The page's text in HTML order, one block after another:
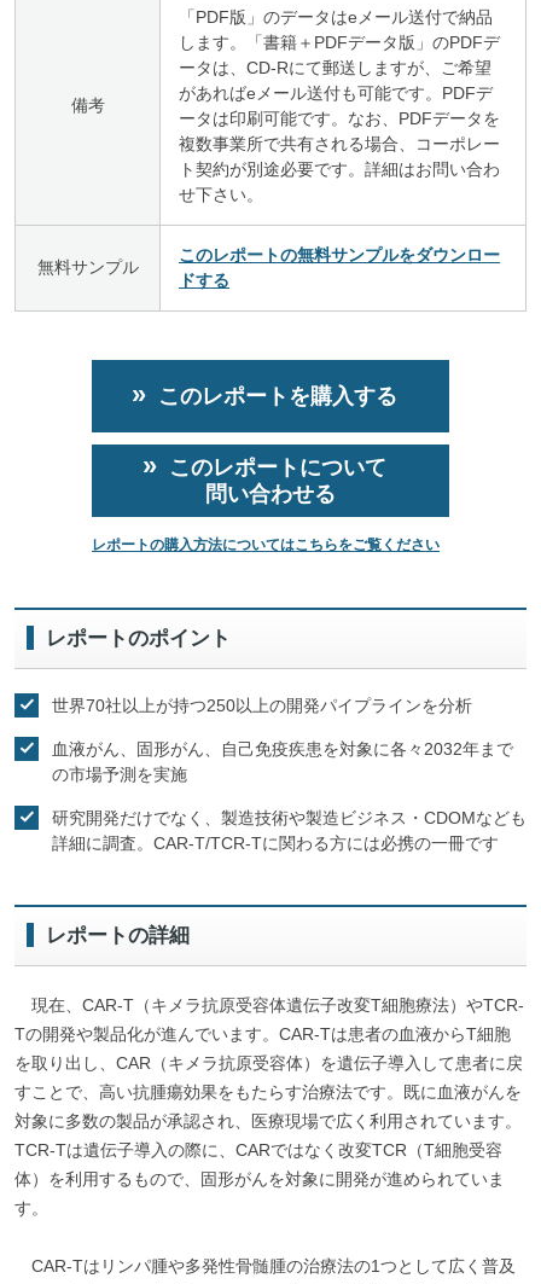
備考
「PDF版」のデータはeメール送付で納品
します。「書籍＋PDFデータ版」のPDFデ
ータは、CD-Rにて郵送しますが、ご希望
があればeメール送付も可能です。PDFデ
ータは印刷可能です。なお、PDFデータを
複数事業所で共有される場合、コーポレー
ト契約が別途必要です。詳細はお問い合わ
せ下さい。
無料サンプル
このレポートの無料サンプルをダウンロー
ドする
このレポートを購入する
このレポートについて
問い合わせる
レポートの購入方法についてはこちらをご覧ください
レポートのポイント
世界70社以上が持つ250以上の開発パイプラインを分析
血液がん、固形がん、自己免疫疾患を対象に各々2032年まで
の市場予測を実施
研究開発だけでなく、製造技術や製造ビジネス・CDOMなども
詳細に調査。CAR-T/TCR-Tに関わる方には必携の一冊です
レポートの詳細
現在、CAR-T（キメラ抗原受容体遺伝子改変T細胞療法）やTCR-
Tの開発や製品化が進んでいます。CAR-Tは患者の血液からT細胞
を取り出し、CAR（キメラ抗原受容体）を遺伝子導入して患者に戻
すことで、高い抗腫瘍効果をもたらす治療法です。既に血液がんを
対象に多数の製品が承認され、医療現場で広く利用されています。
TCR-Tは遺伝子導入の際に、CARではなく改変TCR（T細胞受容
体）を利用するもので、固形がんを対象に開発が進められていま
す。
CAR-Tはリンパ腫や多発性骨髄腫の治療法の1つとして広く普及